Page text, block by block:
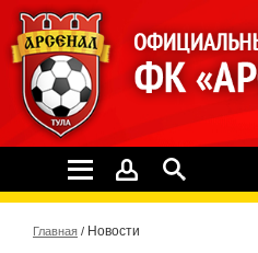
Главная / Новости